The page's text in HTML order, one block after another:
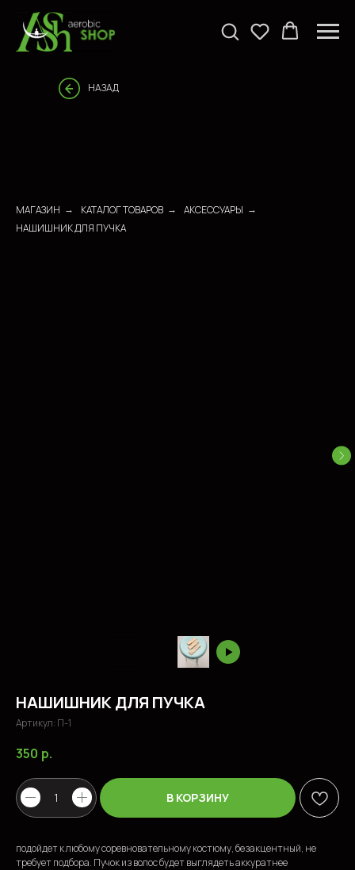
НАЗАД
МАГАЗИН → КАТАЛОГ ТОВАРОВ → АКСЕССУАРЫ →
НАШИШНИК ДЛЯ ПУЧКА
НАШИШНИК ДЛЯ ПУЧКА
Артикул: П-1
350 р.
В КОРЗИНУ
подойдет к любому соревновательному костюму, безакцентный, не
требует подбора. Пучок из волос будет выглядеть аккуратнее
ПОПУЛЯРНЫЕ ТОВАРЫ